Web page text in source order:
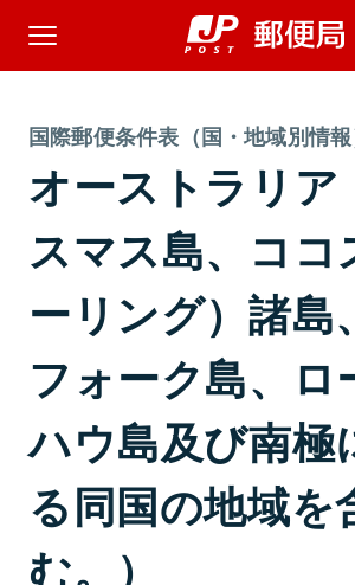
国際郵便条件表（国・地域別情報
オーストラリア
スマス島、ココ
ーリング）諸島
フォーク島、ロ
ハウ島及び南極
る同国の地域を
む。）